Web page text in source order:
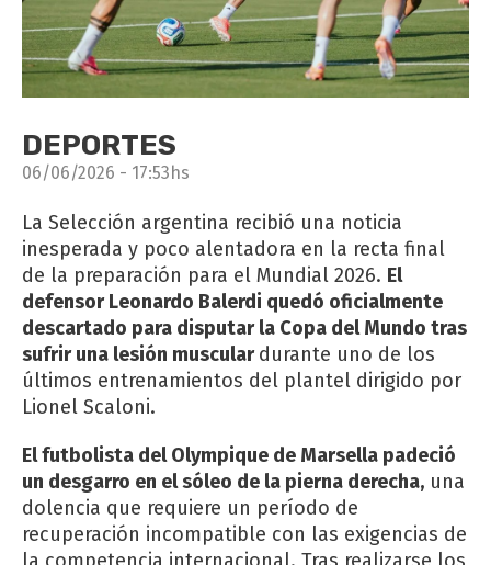
DEPORTES
06/06/2026 - 17:53hs
La Selección argentina recibió una noticia
inesperada y poco alentadora en la recta final
de la preparación para el Mundial 2026. El
defensor Leonardo Balerdi quedó oficialmente
descartado para disputar la Copa del Mundo tras
sufrir una lesión musculardurante uno de los
últimos entrenamientos del plantel dirigido por
Lionel Scaloni.
El futbolista del Olympique de Marsella padeció
un desgarro en el sóleo de la pierna derecha, una
dolencia que requiere un período de
recuperación incompatible con las exigencias de